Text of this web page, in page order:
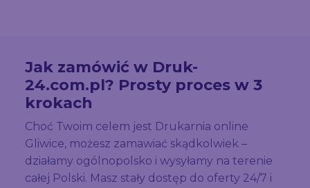
Jak zamówić w Druk-
24.com.pl? Prosty proces w 3
krokach
Choć Twoim celem jest Drukarnia online
Gliwice, możesz zamawiać skądkolwiek –
działamy ogólnopolsko i wysyłamy na terenie
całej Polski. Masz stały dostęp do oferty 24/7 i